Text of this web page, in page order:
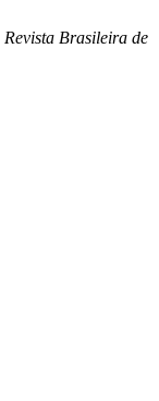
Revista Brasileira de